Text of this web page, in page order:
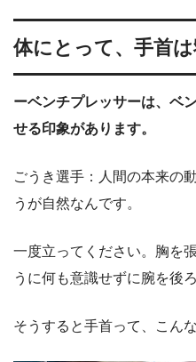
体にとって、手首
ーベンチプレッサーは、ベ
せる印象があります。
ごうき選手：人間の本来の
うが自然なんです。
一度立ってください。胸を
うに何も意識せずに腕を後
そうすると手首って、こん